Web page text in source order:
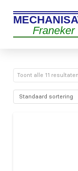
Franeker
Toont alle 11 resultaten